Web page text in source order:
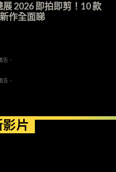
展 2026 即拍即剪！10 款
作全面睇
告 -
告 -
片